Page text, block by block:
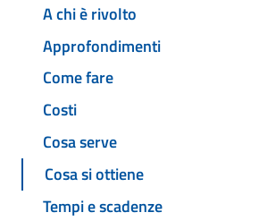
A chi è rivolto
Approfondimenti
Come fare
Costi
Cosa serve
Cosa si ottiene
Tempi e scadenze